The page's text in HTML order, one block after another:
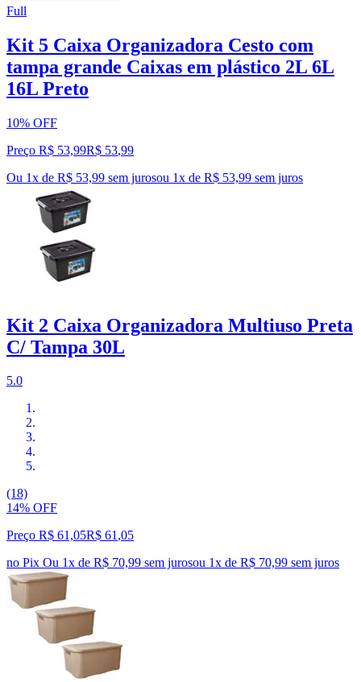
Full
Kit 5 Caixa Organizadora Cesto com
tampa grande Caixas em plástico 2L 6L
16L Preto
10% OFF
Preço R$ 53,99R$ 53,99
Ou 1x de R$ 53,99 sem jurosou 1x de R$ 53,99 sem juros
Kit 2 Caixa Organizadora Multiuso Preta
C/ Tampa 30L
5.0
(18)
14% OFF
Preço R$ 61,05R$ 61,05
no Pix Ou 1x de R$ 70,99 sem jurosou 1x de R$ 70,99 sem juros